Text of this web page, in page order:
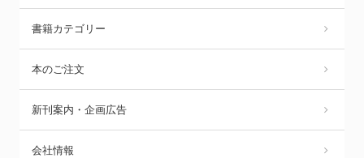
書籍カテゴリー
本のご注文
新刊案内・企画広告
会社情報